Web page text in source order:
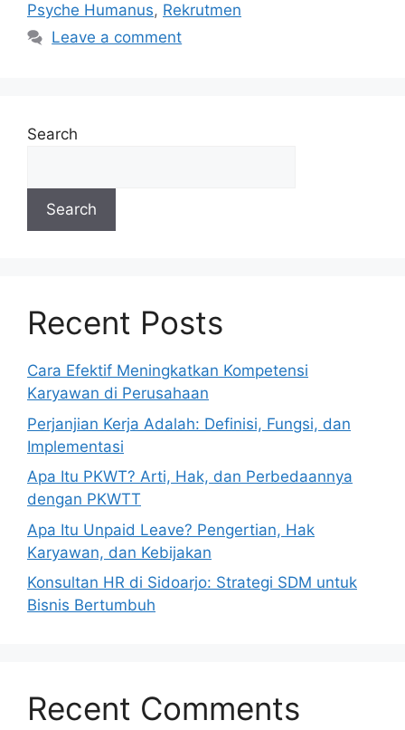
Psyche Humanus, Rekrutmen
Leave a comment
Search
Search
Recent Posts
Cara Efektif Meningkatkan Kompetensi
Karyawan di Perusahaan
Perjanjian Kerja Adalah: Definisi, Fungsi, dan
Implementasi
Apa Itu PKWT? Arti, Hak, dan Perbedaannya
dengan PKWTT
Apa Itu Unpaid Leave? Pengertian, Hak
Karyawan, dan Kebijakan
Konsultan HR di Sidoarjo: Strategi SDM untuk
Bisnis Bertumbuh
Recent Comments